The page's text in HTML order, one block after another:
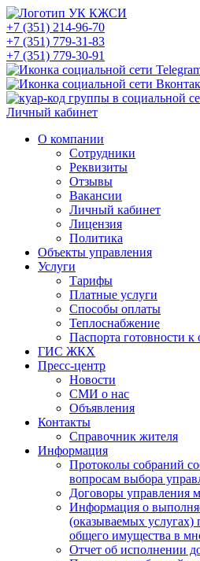
+7 (351) 214-96-70
+7 (351) 779-31-83
+7 (351) 779-30-91
Личный кабинет
О компании
Сотрудники
Реквизиты
Отзывы
Вакансии
Личный кабинет
Лицензия
Политика
Объекты управления
Услуги
Тарифы
Платные услуги
Способы оплаты
Теплоснабжение
Паспорта готовности к
ГИС ЖКХ
Пресс-центр
Новости
СМИ о нас
Объявления
Контакты
Справочник жителя
Информация
Протоколы собраний
вопросам выбора
Договоры управления
Информация о
(оказываемых
общего имущества в
Отчет об исполнении